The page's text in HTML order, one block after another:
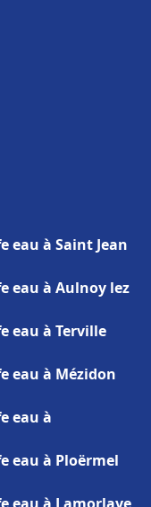
eau à Saint Jean
eau à Aulnoy lez
eau à Terville
eau à Mézidon
eau à
eau à Ploërmel